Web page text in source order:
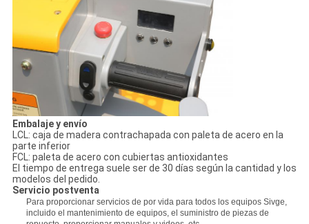
Embalaje y envío
LCL: caja de madera contrachapada con paleta de acero en la
parte inferior
FCL: paleta de acero con cubiertas antioxidantes
El tiempo de entrega suele ser de 30 días según la cantidad y los
modelos del pedido.
Servicio postventa
Para proporcionar servicios de por vida para todos los equipos Sivge,
incluido el mantenimiento de equipos, el suministro de piezas de